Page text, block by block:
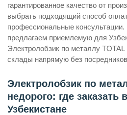
гарантированное качество от
выбрать подходящий способ
профессиональные
предлагаем приемлемую для
Электролобзик по металлу
склады напрямую без
Электролобзик по
недорого: где заказать
Узбекистане